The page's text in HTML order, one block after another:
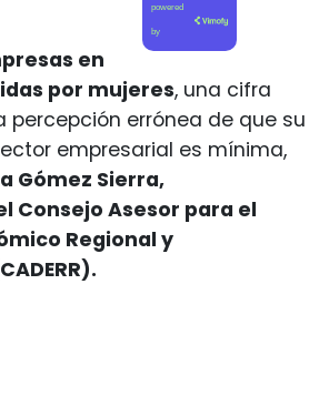
powered
by
en
por mujeres, una cifra
percepción errónea de que su
empresarial es mínima,
Gómez Sierra,
Consejo Asesor para el
Regional y